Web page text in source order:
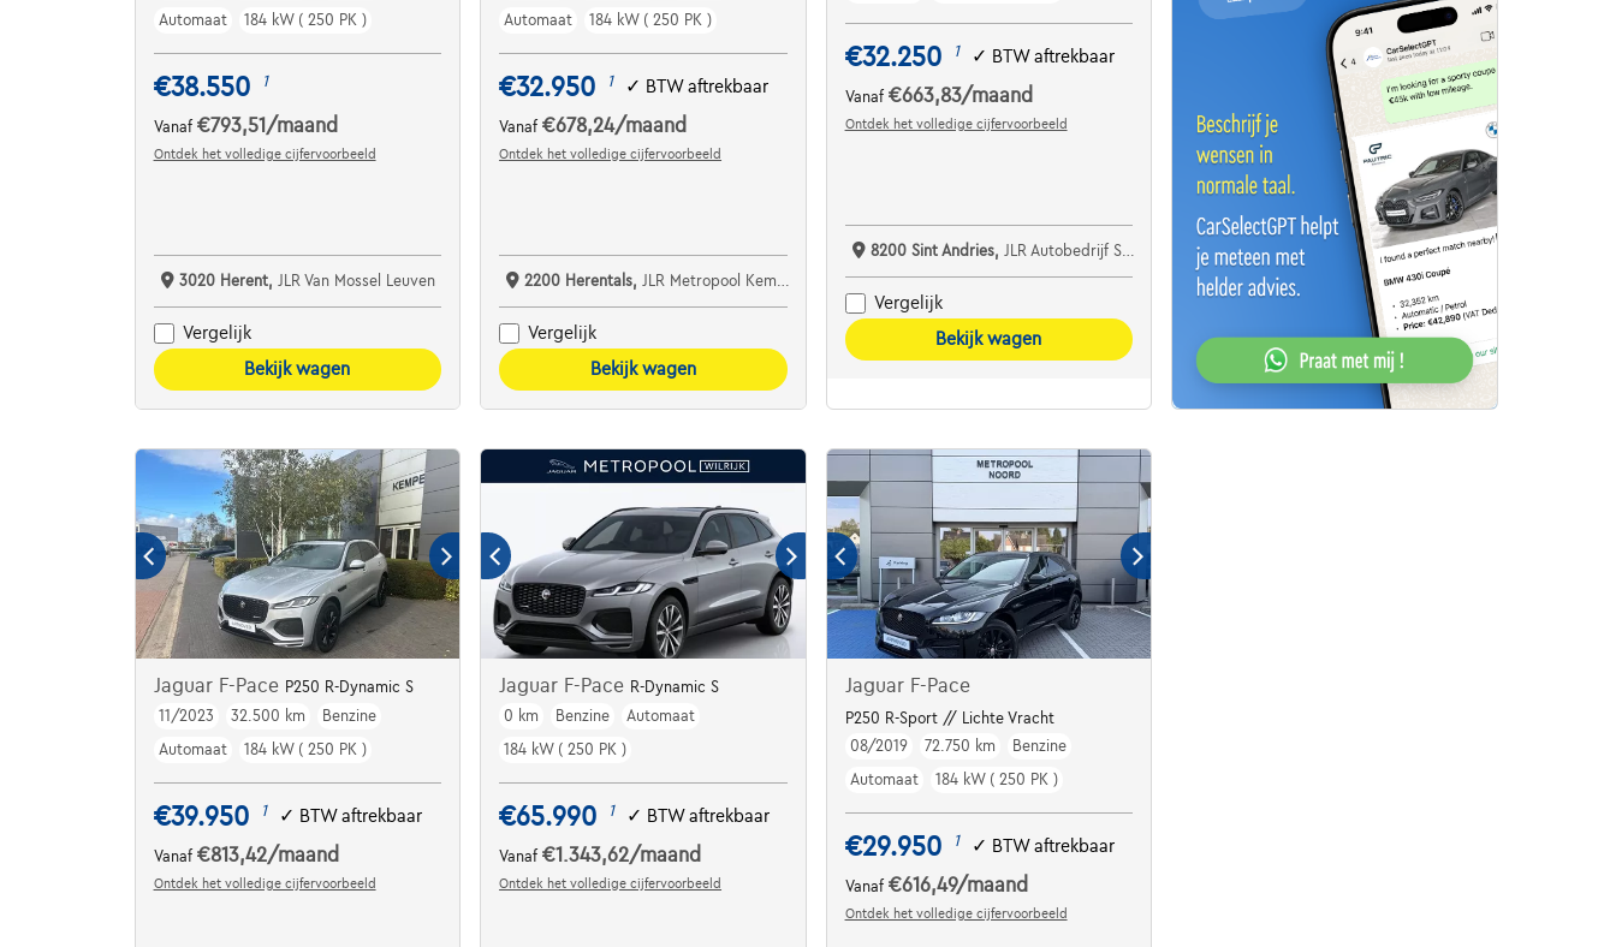
Automaat
184 kW ( 250 PK )
€38.550 1
Vanaf €793,51 /maand
Ontdek het volledige cijfervoorbeeld
3020 Herent, JLR Van Mossel Leuven
Vergelijk
Bekijk wagen
Automaat
184 kW ( 250 PK )
€32.950 1 ✓ BTW aftrekbaar
Vanaf€678,24/maand
Ontdek het volledige cijfervoorbeeld
2200 Herentals, JLR Metropool Kempen
Vergelijk
Bekijk wagen
€32.250 1 ✓ BTW aftrekbaar
Vanaf €663,83/maand
Ontdek het volledige cijfervoorbeeld
8200 Sint Andries, JLR Autobedrijf Spegelaere Brugge
Vergelijk
Bekijk wagen
Jaguar F-Pace P250 R-Dynamic S
11/2023
32.500 km
Benzine
Automaat
184 kW ( 250 PK )
€39.950 1 ✓ BTW aftrekbaar
Vanaf €813,42/maand
Ontdek het volledige cijfervoorbeeld
Jaguar F-Pace R-Dynamic S
0 km
Benzine
Automaat
184 kW ( 250 PK )
€65.990 1 ✓ BTW aftrekbaar
Vanaf€1.343,62/maand
Ontdek het volledige cijfervoorbeeld
Jaguar F-Pace
P250 R-Sport // Lichte Vracht
08/2019
72.750 km
Benzine
Automaat
184 kW ( 250 PK )
€29.950 1 ✓ BTW aftrekbaar
Vanaf €616,49/maand
Ontdek het volledige cijfervoorbeeld